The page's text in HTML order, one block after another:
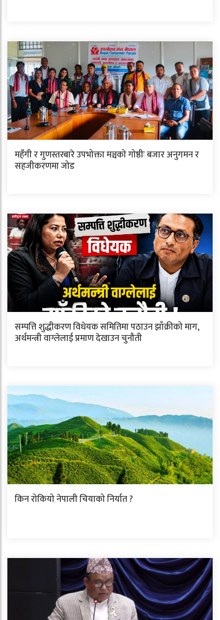
महँगी र गुणस्तरबारे उपभोक्ता मञ्चको गोष्ठीः बजार अनुगमन र
सहजीकरणमा जोड
सम्पत्ति शुद्धीकरण विधेयक समितिमा पठाउन झाँक्रीको माग,
अर्थमन्त्री वाग्लेलाई प्रमाण देखाउन चुनौती
किन रोकियो नेपाली चियाको निर्यात ?